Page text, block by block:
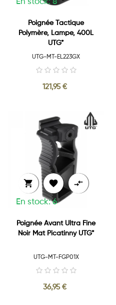
Poignée Tactique
Polymère, Lampe, 400L
UTG*
UTG-MT-EL223GX
121,95 €
En stock: 6
  
Poignée Avant Ultra Fine
Noir Mat Picatinny UTG*
UTG-MT-FGP01X
36,95 €